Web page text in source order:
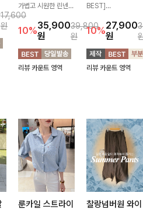
17,600
원
가볍고 시원한 린넨
혼방 소재로 한여름까
지 쾌적하게 즐기기
좋은 8부 커브 와이드
팬츠 🤍 자연스럽게
떨어지는 커브핏이 멋
스러운 실루엣을 연출
10%35,900
원
39,800
원
리뷰 카운트 영역
BEST]
카라 니트에 펜던트
포인트까지 톡-톡 얼
굴을 밝혀주는 컬러와
함께 해요-
10%27,900
원
리뷰 카운트 영역
룬카일 스트라이
찰랑넘버원 와이